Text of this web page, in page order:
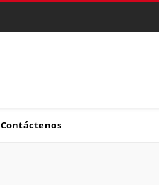
Contáctenos